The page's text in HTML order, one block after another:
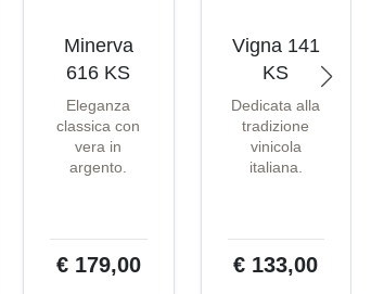
Minerva
616 KS
Eleganza
classica con
vera in
argento.
€ 179,00
Vigna 141
KS
Dedicata alla
tradizione
vinicola
italiana.
€ 133,00